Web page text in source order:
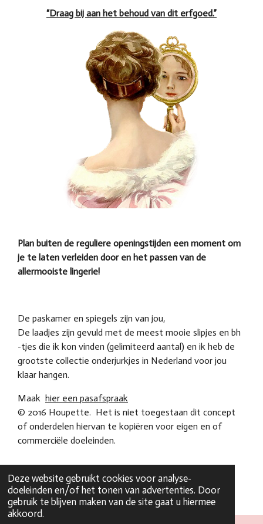
Deze website gebruikt cookies voor analyse-
doeleinden en/of het tonen van advertenties. Door
gebruik te blijven maken van de site gaat u hiermee
akkoord.
“Draag bij aan het behoud van dit erfgoed.”
Plan buiten de reguliere openingstijden een moment om
je te laten verleiden door en het passen van de
allermooiste lingerie!
De paskamer en spiegels zijn van jou,
De laadjes zijn gevuld met de meest mooie slipjes en bh
-tjes die ik kon vinden (gelimiteerd aantal) en ik heb de
grootste collectie onderjurkjes in Nederland voor jou
klaar hangen.
Maak hier een pasafspraak
© 2016 Houpette. Het is niet toegestaan dit concept
of onderdelen hiervan te kopiëren voor eigen en of
commerciële doeleinden.